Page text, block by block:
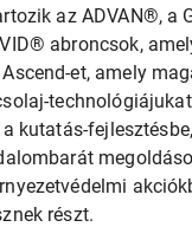
az ADVAN®, a
abroncsok,
et, amely
kutatás-
részt.